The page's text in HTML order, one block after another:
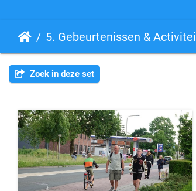
5. Gebeurtenissen & Activiteiten
Zoek in deze set